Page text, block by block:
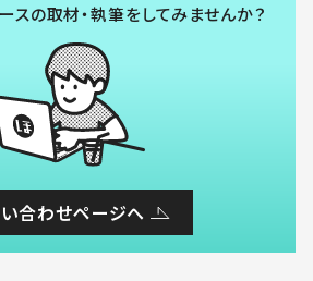
スの取材・執筆をしてみませんか？
合わせページへ